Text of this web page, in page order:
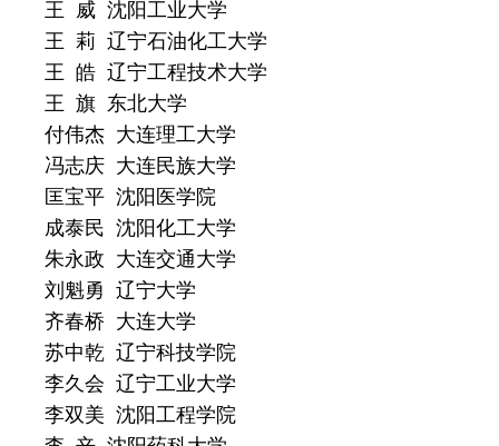
王 威 沈阳工业大学
王 莉 辽宁石油化工大学
王 皓 辽宁工程技术大学
王 旗 东北大学
付伟杰 大连理工大学
冯志庆 大连民族大学
匡宝平 沈阳医学院
成泰民 沈阳化工大学
朱永政 大连交通大学
刘魁勇 辽宁大学
齐春桥 大连大学
苏中乾 辽宁科技学院
李久会 辽宁工业大学
李双美 沈阳工程学院